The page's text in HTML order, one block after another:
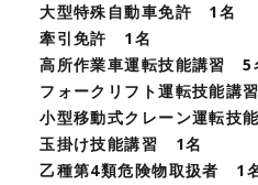
大型特殊自動車免許 1名
牽引免許 1名
高所作業車運転技能講習 5
フォークリフト運転技能講
小型移動式クレーン運転技
玉掛け技能講習 1名
乙種第4類危険物取扱者 1